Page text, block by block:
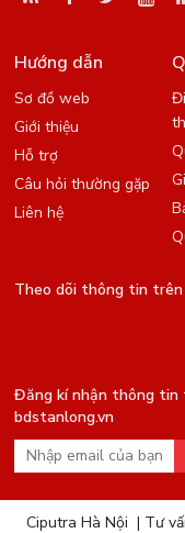
Hướng dẫn
Sơ đồ web
Giới thiệu
Hỗ trợ
Câu hỏi thường gặp
Liên hệ
Theo dõi thông tin trên
Đăng kí nhận thông tin
bdstanlong.vn
Ciputra Hà Nội | Tư